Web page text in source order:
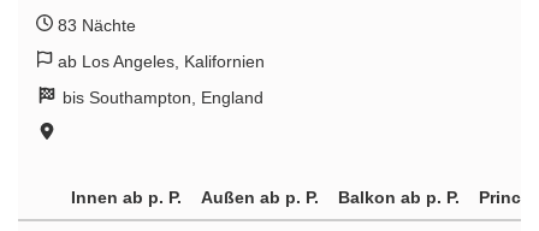
83 Nächte
ab Los Angeles, Kalifornien
bis Southampton, England
Innen ab p. P. Außen ab p. P. Balkon ab p. P.